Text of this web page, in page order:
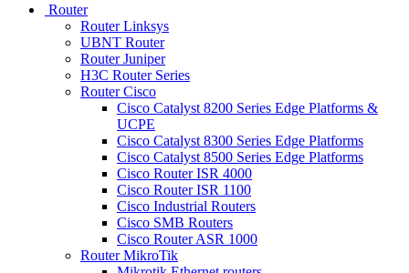
Router
Router Linksys
UBNT Router
Router Juniper
H3C Router Series
Router Cisco
Cisco Catalyst 8200 Series Edge Platforms &
UCPE
Cisco Catalyst 8300 Series Edge Platforms
Cisco Catalyst 8500 Series Edge Platforms
Cisco Router ISR 4000
Cisco Router ISR 1100
Cisco Industrial Routers
Cisco SMB Routers
Cisco Router ASR 1000
Router MikroTik